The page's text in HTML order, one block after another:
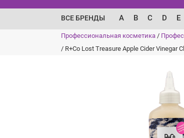
ВСЕ БРЕНДЫ A B C D E
Профессиональная косметика /
/ R+Co Lost Treasure Apple Cider